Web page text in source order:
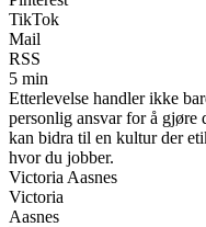
TikTok
Mail
RSS
5 min
Etterlevelse handler ikke
personlig ansvar for å
kan bidra til en kultur der
hvor du jobber.
Victoria Aasnes
Victoria
Aasnes